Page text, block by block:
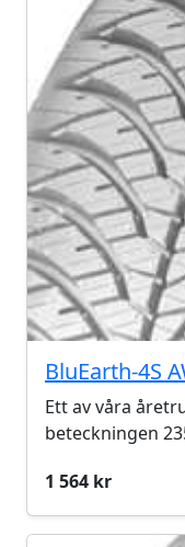
BluEarth-4S
Ett av våra
beteckningen
1 564 kr